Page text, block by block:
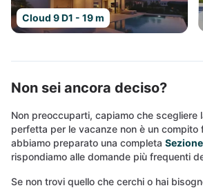
Cloud 9 D1 - 19 m
Non sei ancora deciso?
Non preoccuparti, capiamo che scegliere
perfetta per le vacanze non è un compito
abbiamo preparato una completa
rispondiamo alle domande più frequenti
Se non trovi quello che cerchi o hai